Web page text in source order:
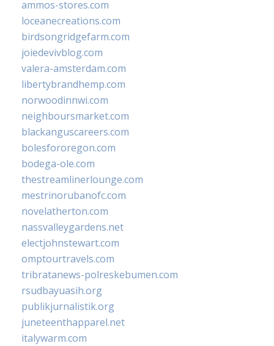
ammos-stores.com
loceanecreations.com
birdsongridgefarm.com
joiedevivblog.com
valera-amsterdam.com
libertybrandhemp.com
norwoodinnwi.com
neighboursmarket.com
blackanguscareers.com
bolesfororegon.com
bodega-ole.com
thestreamlinerlounge.com
mestrinorubanofc.com
novelatherton.com
nassvalleygardens.net
electjohnstewart.com
omptourtravels.com
tribratanews-polreskebumen.com
rsudbayuasih.org
publikjurnalistik.org
juneteenthapparel.net
italywarm.com